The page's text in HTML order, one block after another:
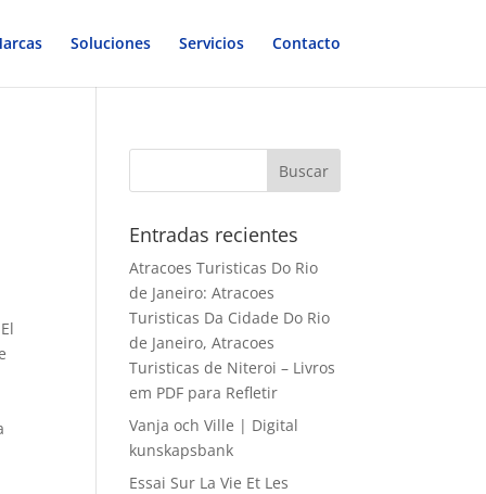
Soluciones Servicios Contacto
Entradas recientes
Atracoes Turisticas Do Rio
de Janeiro: Atracoes
Turisticas Da Cidade Do Rio
de Janeiro, Atracoes
Turisticas de Niteroi – Livros
em PDF para Refletir
Vanja och Ville | Digital
kunskapsbank
Essai Sur La Vie Et Les